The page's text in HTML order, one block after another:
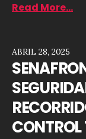
Read More...
CONTROL
ABRIL 28, 2025